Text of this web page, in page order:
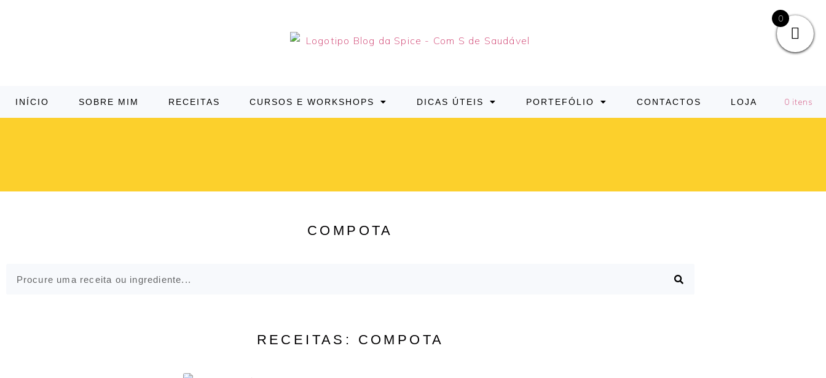
INÍCIO SOBRE MIM RECEITAS CURSOS E WORKSHOPS DICAS ÚTEIS PORTEFÓLIO CONTACTOS LOJA 0 itens
COMPOTA
RECEITAS: COMPOTA
0